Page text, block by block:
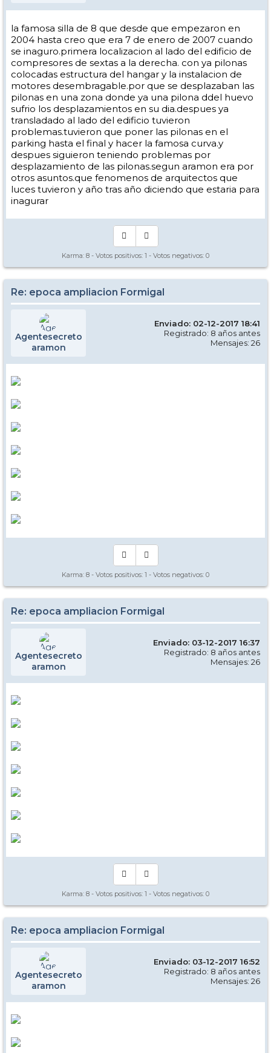
la famosa silla de 8 que desde que empezaron en
2004 hasta creo que era 7 de enero de 2007 cuando
se inaguro.primera localizacion al lado del edificio de
compresores de sextas a la derecha. con ya pilonas
colocadas estructura del hangar y la instalacion de
motores desembragable.por que se desplazaban las
pilonas en una zona donde ya una pilona ddel huevo
sufrio los desplazamientos en su dia.despues ya
transladado al lado del edificio tuvieron
problemas.tuvieron que poner las pilonas en el
parking hasta el final y hacer la famosa curva.y
despues siguieron teniendo problemas por
desplazamiento de las pilonas.segun aramon era por
otros asuntos.que fenomenos de arquitectos que
luces tuvieron y año tras año diciendo que estaria para
inagurar
Karma: 8 - Votos positivos: 1 - Votos negativos: 0
Re: epoca ampliacion Formigal
Agentesecreto
aramon
Enviado: 02-12-2017 18:41
Registrado: 8 años antes
Mensajes: 26
Karma: 8 - Votos positivos: 1 - Votos negativos: 0
Re: epoca ampliacion Formigal
Agentesecreto
aramon
Enviado: 03-12-2017 16:37
Registrado: 8 años antes
Mensajes: 26
Karma: 8 - Votos positivos: 1 - Votos negativos: 0
Re: epoca ampliacion Formigal
Agentesecreto
aramon
Enviado: 03-12-2017 16:52
Registrado: 8 años antes
Mensajes: 26